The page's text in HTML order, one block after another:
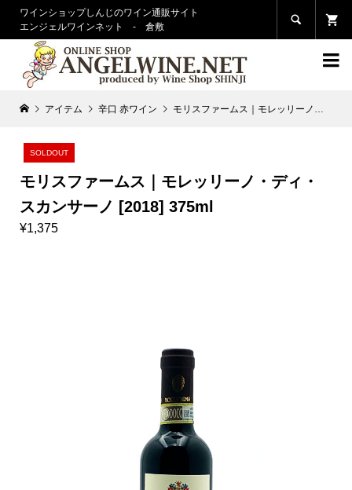
ワインショップしんじのワイン通販サイト
エンジェルワインネット - 倉敷


アイテム 辛口 赤ワイン モリスファームス｜モレッリーノ・ディ・スカンサーノ [2018] 375ml
SOLDOUT
モリスファームス｜モレッリーノ・ディ・
スカンサーノ [2018] 375ml
¥1,375